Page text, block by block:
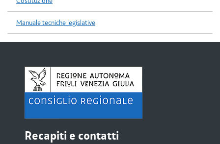
Manuale tecniche legislative
Recapiti e contatti